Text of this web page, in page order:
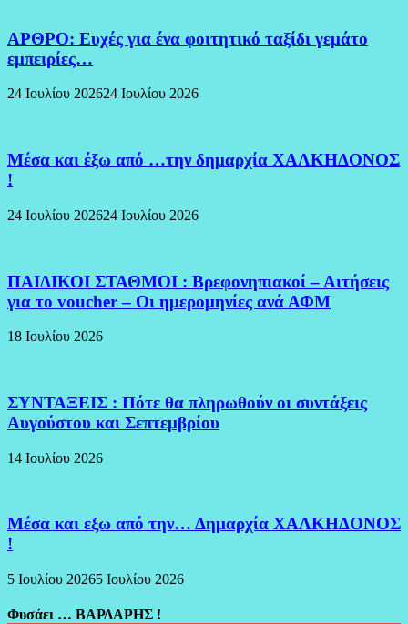
ΑΡΘΡΟ: Ευχές για ένα φοιτητικό ταξίδι γεμάτο
εμπειρίες…
24 Ιουλίου 202624 Ιουλίου 2026
Μέσα και έξω από …την δημαρχία ΧΑΛΚΗΔΟΝΟΣ
!
24 Ιουλίου 202624 Ιουλίου 2026
ΠΑΙΔΙΚΟΙ ΣΤΑΘΜΟΙ : Βρεφονηπιακοί – Αιτήσεις
για το voucher – Οι ημερομηνίες ανά ΑΦΜ
18 Ιουλίου 2026
ΣΥΝΤΑΞΕΙΣ : Πότε θα πληρωθούν οι συντάξεις
Αυγούστου και Σεπτεμβρίου
14 Ιουλίου 2026
Μέσα και εξω από την… Δημαρχία ΧΑΛΚΗΔΟΝΟΣ
!
5 Ιουλίου 20265 Ιουλίου 2026
Φυσάει … ΒΑΡΔΑΡΗΣ !